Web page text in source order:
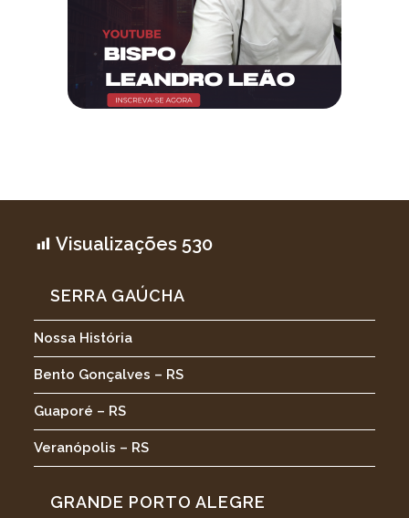
Visualizações 530
SERRA GAÚCHA
Nossa História
Bento Gonçalves – RS
Guaporé – RS
Veranópolis – RS
GRANDE PORTO ALEGRE